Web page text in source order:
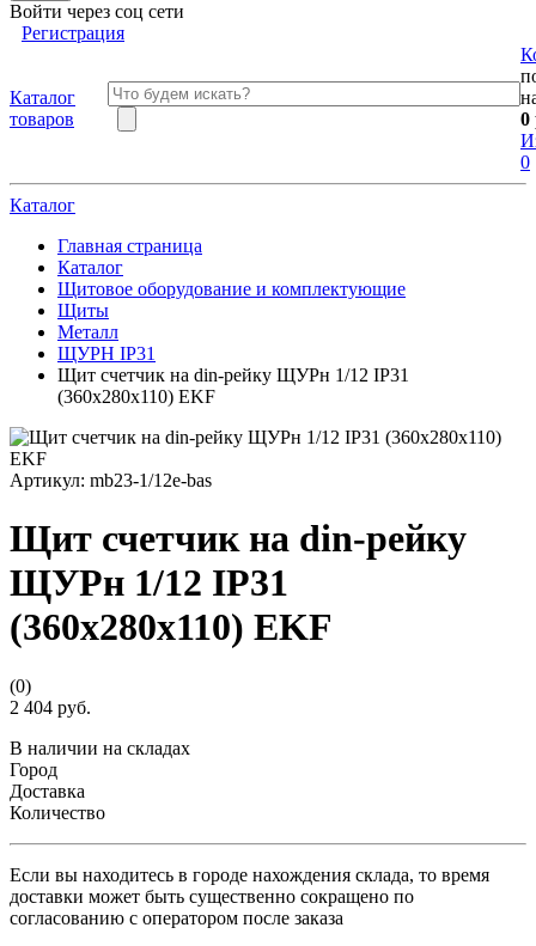
Войти через соц сети
Регистрация
Каталог
товаров
0
0
Каталог
Главная страница
Каталог
Щитовое оборудование и комплектующие
Щиты
Металл
ЩУРН IP31
Щит счетчик на din-рейку ЩУРн 1/12 IP31
(360х280х110) EKF
Артикул: mb23-1/12e-bas
Щит счетчик на din-рейку
ЩУРн 1/12 IP31
(360х280х110) EKF
(0)
2 404 руб.
В наличии на складах
Город
Доставка
Количество
Если вы находитесь в городе нахождения склада, то время
доставки может быть существенно сокращено по
согласованию с оператором после заказа